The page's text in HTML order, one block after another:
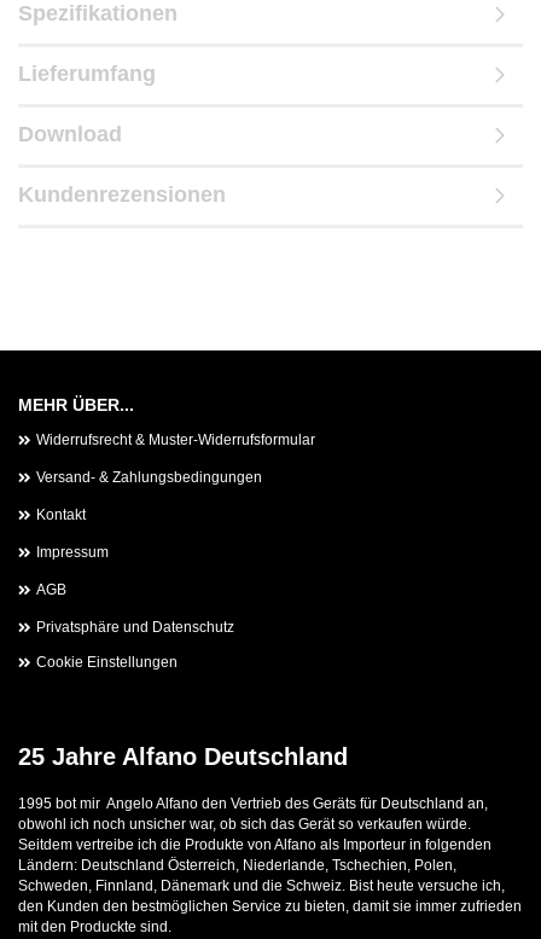
Spezifikationen
Lieferumfang
Download
Kundenrezensionen
MEHR ÜBER...
Widerrufsrecht & Muster-Widerrufsformular
Versand- & Zahlungsbedingungen
Kontakt
Impressum
AGB
Privatsphäre und Datenschutz
Cookie Einstellungen
25 Jahre Alfano Deutschland
1995 bot mir Angelo Alfano den Vertrieb des Geräts für Deutschland an,
obwohl ich noch unsicher war, ob sich das Gerät so verkaufen würde.
Seitdem vertreibe ich die Produkte von Alfano als Importeur in folgenden
Ländern: Deutschland Österreich, Niederlande, Tschechien, Polen,
Schweden, Finnland, Dänemark und die Schweiz. Bist heute versuche ich,
den Kunden den bestmöglichen Service zu bieten, damit sie immer zufrieden
mit den Produckte sind.